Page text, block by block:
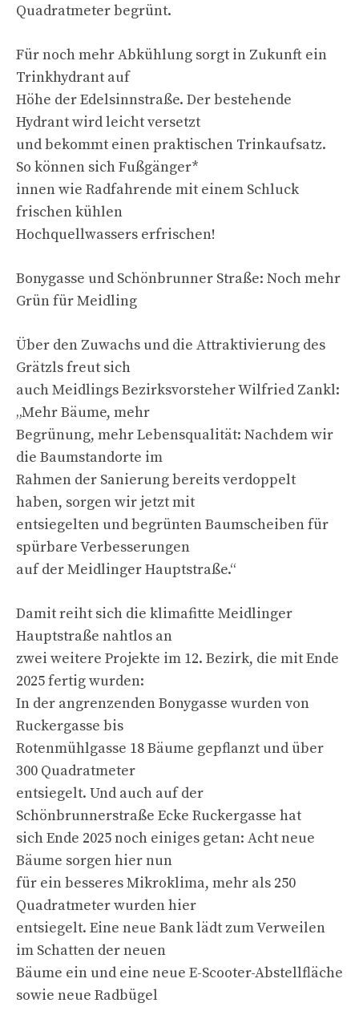
Quadratmeter begrünt.
Für noch mehr Abkühlung sorgt in Zukunft ein
Trinkhydrant auf
Höhe der Edelsinnstraße. Der bestehende
Hydrant wird leicht versetzt
und bekommt einen praktischen Trinkaufsatz.
So können sich Fußgänger*
innen wie Radfahrende mit einem Schluck
frischen kühlen
Hochquellwassers erfrischen!
Bonygasse und Schönbrunner Straße: Noch mehr
Grün für Meidling
Über den Zuwachs und die Attraktivierung des
Grätzls freut sich
auch Meidlings Bezirksvorsteher Wilfried Zankl:
„Mehr Bäume, mehr
Begrünung, mehr Lebensqualität: Nachdem wir
die Baumstandorte im
Rahmen der Sanierung bereits verdoppelt
haben, sorgen wir jetzt mit
entsiegelten und begrünten Baumscheiben für
spürbare Verbesserungen
auf der Meidlinger Hauptstraße.“
Damit reiht sich die klimafitte Meidlinger
Hauptstraße nahtlos an
zwei weitere Projekte im 12. Bezirk, die mit Ende
2025 fertig wurden:
In der angrenzenden Bonygasse wurden von
Ruckergasse bis
Rotenmühlgasse 18 Bäume gepflanzt und über
300 Quadratmeter
entsiegelt. Und auch auf der
Schönbrunnerstraße Ecke Ruckergasse hat
sich Ende 2025 noch einiges getan: Acht neue
Bäume sorgen hier nun
für ein besseres Mikroklima, mehr als 250
Quadratmeter wurden hier
entsiegelt. Eine neue Bank lädt zum Verweilen
im Schatten der neuen
Bäume ein und eine neue E-Scooter-Abstellfläche
sowie neue Radbügel